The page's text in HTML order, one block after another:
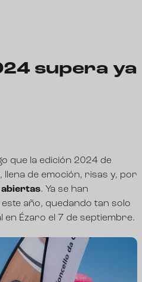
supera ya
que la edición 2024 de
de emoción, risas y, por
abiertas. Ya se han
año, quedando tan solo
en Ézaro el 7 de septiembre.